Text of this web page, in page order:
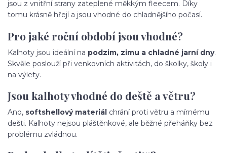
jsou z vnitřní strany zateplené měkkým fleecem. Díky
tomu krásně hřejí a jsou vhodné do chladnějšího počasí.
Pro jaké roční období jsou vhodné?
Kalhoty jsou ideální na podzim, zimu a chladné jarní dny.
Skvěle poslouží při venkovních aktivitách, do školky, školy i
na výlety.
Jsou kalhoty vhodné do deště a větru?
Ano, softshellový materiál chrání proti větru a mírnému
dešti. Kalhoty nejsou pláštěnkové, ale běžné přeháňky bez
problému zvládnou.